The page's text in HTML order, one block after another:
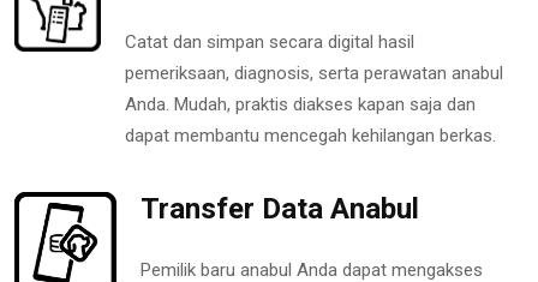
Catat dan simpan secara digital hasil
pemeriksaan, diagnosis, serta perawatan anabul
Anda. Mudah, praktis diakses kapan saja dan
dapat membantu mencegah kehilangan berkas.
Transfer Data Anabul
Pemilik baru anabul Anda dapat mengakses